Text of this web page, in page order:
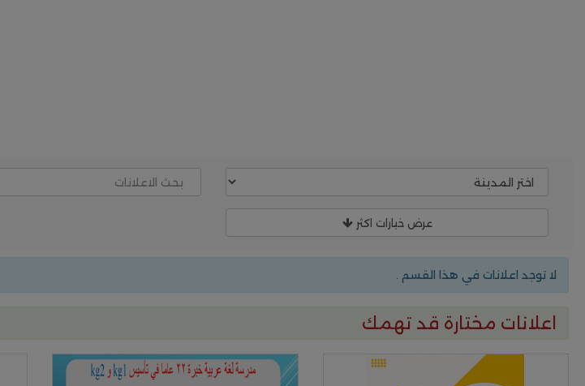
عرض خيارات اكثر
لا توجد اعلانات في هذا القسم .
اعلانات مختارة قد تهمك